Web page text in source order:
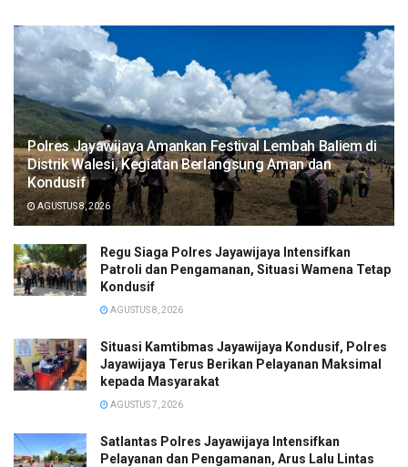
Polres Jayawijaya Amankan Festival Lembah Baliem di
Distrik Walesi, Kegiatan Berlangsung Aman dan
Kondusif
AGUSTUS 8, 2026
Regu Siaga Polres Jayawijaya Intensifkan
Patroli dan Pengamanan, Situasi Wamena Tetap
Kondusif
AGUSTUS 8, 2026
Situasi Kamtibmas Jayawijaya Kondusif, Polres
Jayawijaya Terus Berikan Pelayanan Maksimal
kepada Masyarakat
AGUSTUS 7, 2026
Satlantas Polres Jayawijaya Intensifkan
Pelayanan dan Pengamanan, Arus Lalu Lintas